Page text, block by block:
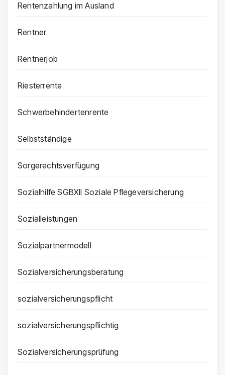
Rentenzahlung im Ausland
Rentner
Rentnerjob
Riesterrente
Schwerbehindertenrente
Selbstständige
Sorgerechtsverfügung
Sozialhilfe SGBXII Soziale Pflegeversicherung
Sozialleistungen
Sozialpartnermodell
Sozialversicherungsberatung
sozialversicherungspflicht
sozialversicherungspflichtig
Sozialversicherungsprüfung